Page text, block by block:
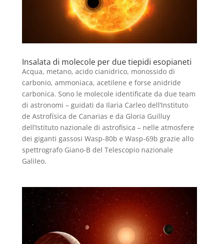
Insalata di molecole per due tiepidi esopianeti
Acqua, metano, acido cianidrico, monossido di
carbonio, ammoniaca, acetilene e forse anidride
carbonica. Sono le molecole identificate da due team
di astronomi – guidati da Ilaria Carleo dell’Instituto
de Astrofísica de Canarias e da Gloria Guilluy
dell’Istituto nazionale di astrofisica – nelle atmosfere
dei giganti gassosi Wasp-80b e Wasp-69b grazie allo
spettrografo Giano-B del Telescopio nazionale
Galileo.